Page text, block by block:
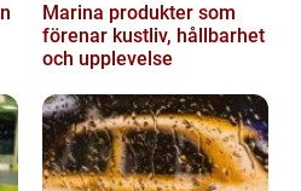
Marina produkter som
förenar kustliv, hållbarhet
och upplevelse